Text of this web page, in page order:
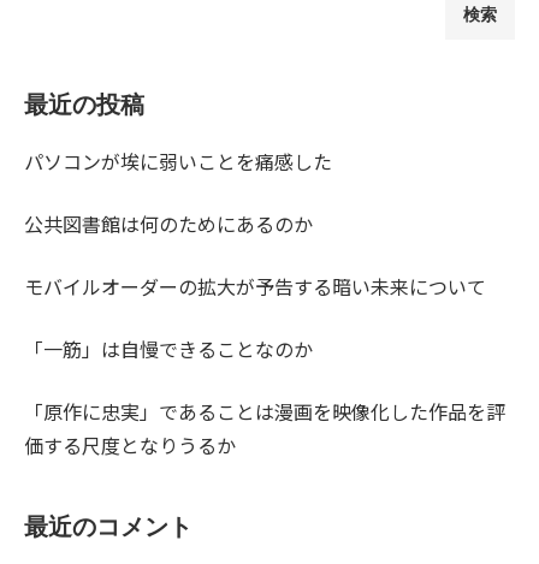
検索
最近の投稿
パソコンが埃に弱いことを痛感した
公共図書館は何のためにあるのか
モバイルオーダーの拡大が予告する暗い未来について
「一筋」は自慢できることなのか
「原作に忠実」であることは漫画を映像化した作品を評
価する尺度となりうるか
最近のコメント